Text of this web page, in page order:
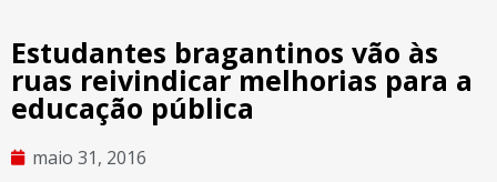
Estudantes bragantinos vão às
ruas reivindicar melhorias para a
educação pública
maio 31, 2016